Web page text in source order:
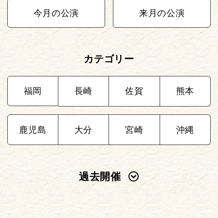
今月の公演 来月の公演
カテゴリー
福岡 長崎 佐賀 熊本
鹿児島 大分 宮崎 沖縄
過去開催